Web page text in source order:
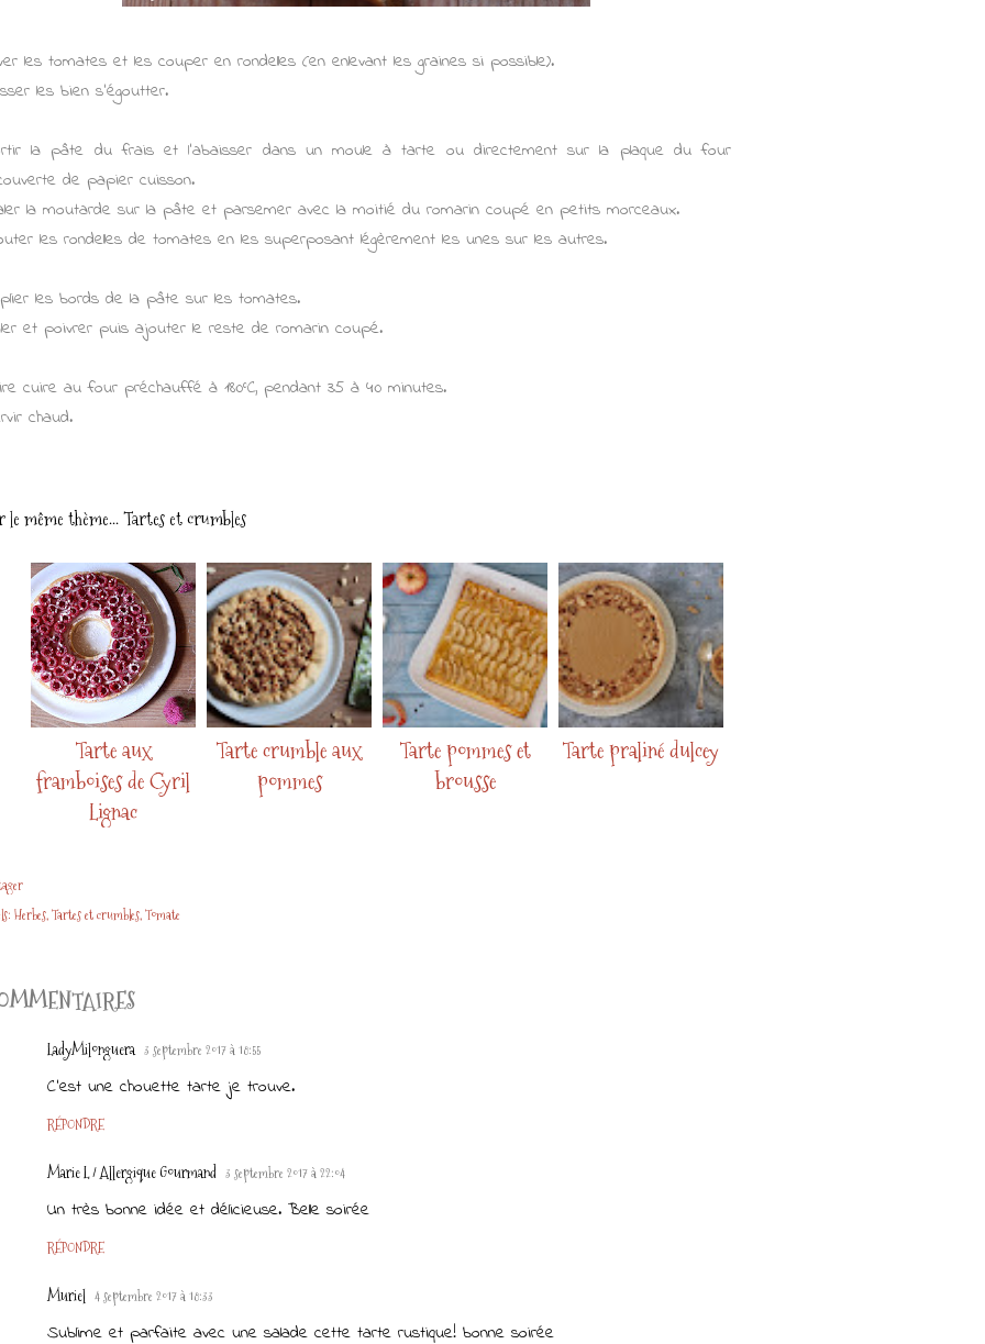
les tomates et les couper en rondelles (en enlevant les graines si possible).
les bien s'égoutter.
la pâte du frais et l'abaisser dans un moule à tarte ou directement sur la plaque du four
de papier cuisson.
la moutarde sur la pâte et parsemer avec la moitié du romarin coupé en petits morceaux.
les rondelles de tomates en les superposant légèrement les unes sur les autres.
les bords de la pâte sur les tomates.
et poivrer puis ajouter le reste de romarin coupé.
cuire au four préchauffé à 180°C, pendant 35 à 40 minutes.
chaud.
le même thème...Tartes et crumbles
Tarte aux
framboises de Cyril
Lignac
Tarte crumble aux
pommes
Tarte pommes et
brousse
Tarte praliné dulcey
Herbes Tartes et crumbles Tomate
LadyMilonguera 3 septembre 2017 à 18:55
C'est une chouette tarte je trouve.
RÉPONDRE
Marie L / Allergique Gourmand 3 septembre 2017 à 22:04
Un très bonne idée et délicieuse. Belle soirée
RÉPONDRE
Muriel 4 septembre 2017 à 18:33
Sublime et parfaite avec une salade cette tarte rustique! bonne soirée